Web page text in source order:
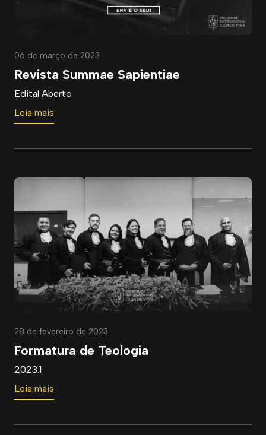
06 de março de 2023
Revista Summae Sapientiae
Edital Aberto
Leia mais
28 de fevereiro de 2023
Formatura de Teologia
2023.1
Leia mais